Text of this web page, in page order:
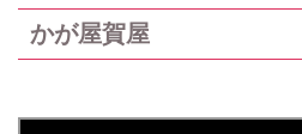
かが屋賀屋